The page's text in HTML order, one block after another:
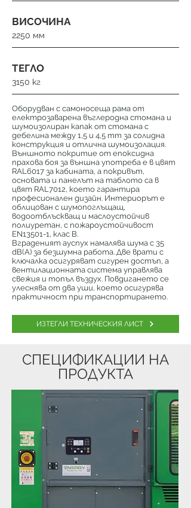
ВИСОЧИНА
2250 мм
ТЕГЛО
3150 кг
Оборудван с самоносеща рама от
електрозаварена въглеродна стомана и
шумоизолиран капак от стомана с
дебелина между 1,5 и 4,5 mm за солидна
конструкция и отлична шумоизолация.
Външното покритие от епоксидна
прахова боя за външна употреба е в цвят
RAL6017 за кабината, а покривът,
основата и панелът на таблото са в
цвят RAL7012, което гарантира
професионален дизайн. Интериорът е
облицован с шумопоглъщащ,
водоотблъскващ и маслоустойчив
полиуретан, с пожароустойчивост
EN13501-1, клас B.
Вграденият ауспух намалява шума с 35
dB(A) за безшумна работа. Две врати с
ключалка осигуряват сигурен достъп, а
вентилационната система управлява
свежия и топъл въздух. Повдигането се
улеснява от два уши, което осигурява
практичност при транспортирането.
ИЗТЕГЛИ ТЕХНИЧЕСКИЯ ЛИСТ
СПЕЦИФИКАЦИИ НА
ПРОДУКТА